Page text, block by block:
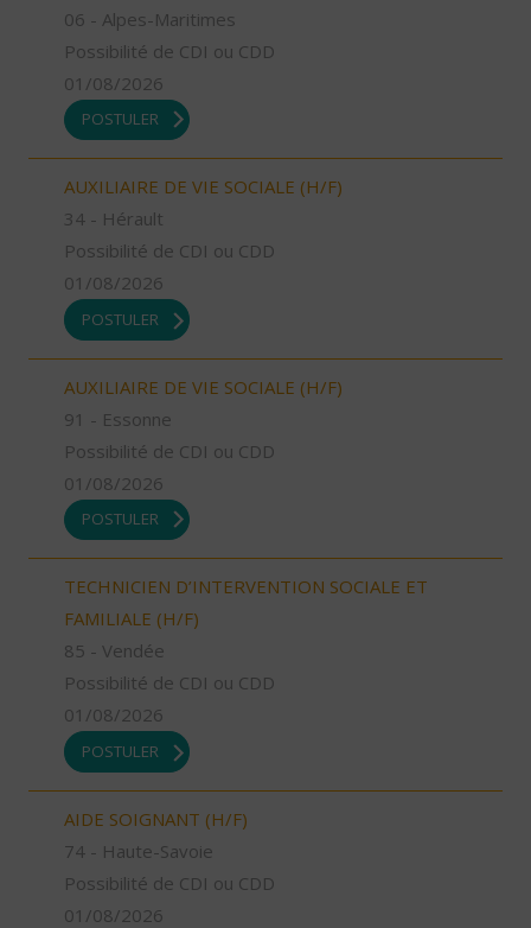
06 - Alpes-Maritimes
Possibilité de CDI ou CDD
01/08/2026
POSTULER
AUXILIAIRE DE VIE SOCIALE (H/F)
34 - Hérault
Possibilité de CDI ou CDD
01/08/2026
POSTULER
AUXILIAIRE DE VIE SOCIALE (H/F)
91 - Essonne
Possibilité de CDI ou CDD
01/08/2026
POSTULER
TECHNICIEN D’INTERVENTION SOCIALE ET
FAMILIALE (H/F)
85 - Vendée
Possibilité de CDI ou CDD
01/08/2026
POSTULER
AIDE SOIGNANT (H/F)
74 - Haute-Savoie
Possibilité de CDI ou CDD
01/08/2026